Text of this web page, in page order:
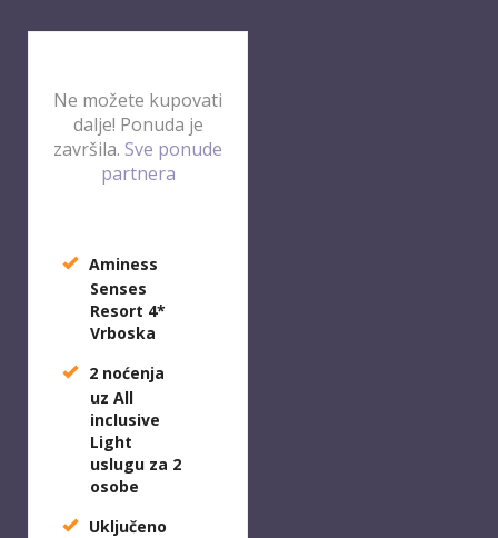
Ne možete kupovati
dalje! Ponuda je
završila. Sve ponude
partnera
Aminess
Senses
Resort 4*
Vrboska
2 noćenja
uz All
inclusive
Light
uslugu za 2
osobe
Uključeno